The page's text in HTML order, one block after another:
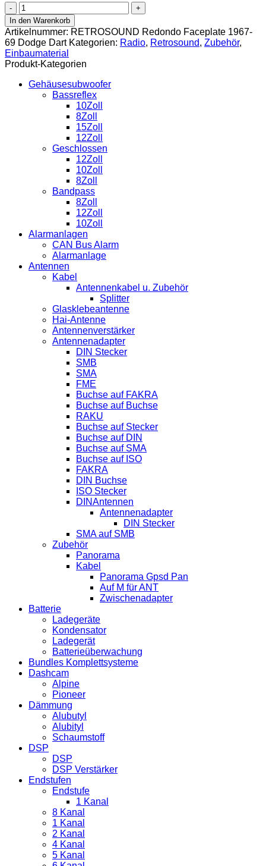
RETROSOUND
Redondo
Faceplate
1967-
69
Dodge
Dart
Menge
In den Warenkorb
Artikelnummer: RETROSOUND Redondo Faceplate 1967-
69 Dodge Dart Kategorien: Radio, Retrosound, Zubehör,
Einbaumaterial
Produkt-Kategorien
Gehäusesubwoofer
Bassreflex
10Zoll
8Zoll
15Zoll
12Zoll
Geschlossen
12Zoll
10Zoll
8Zoll
Bandpass
8Zoll
12Zoll
10Zoll
Alarmanlagen
CAN Bus Alarm
Alarmanlage
Antennen
Kabel
Antennenkabel u. Zubehör
Splitter
Glasklebeantenne
Hai-Antenne
Antennenverstärker
Antennenadapter
DIN Stecker
SMB
SMA
FME
Buchse auf FAKRA
Buchse auf Buchse
RAKU
Buchse auf Stecker
Buchse auf DIN
Buchse auf SMA
Buchse auf ISO
FAKRA
DIN Buchse
ISO Stecker
DINAntennen
Antennenadapter
DIN Stecker
SMA auf SMB
Zubehör
Panorama
Kabel
Panorama Gpsd Pan
Auf M für ANT
Zwischenadapter
Batterie
Ladegeräte
Kondensator
Ladegerät
Batterieüberwachung
Bundles Komplettsysteme
Dashcam
Alpine
Pioneer
Dämmung
Alubutyl
Alubityl
Schaumstoff
DSP
DSP
DSP Verstärker
Endstufen
Endstufe
1 Kanal
8 Kanal
1 Kanal
2 Kanal
4 Kanal
5 Kanal